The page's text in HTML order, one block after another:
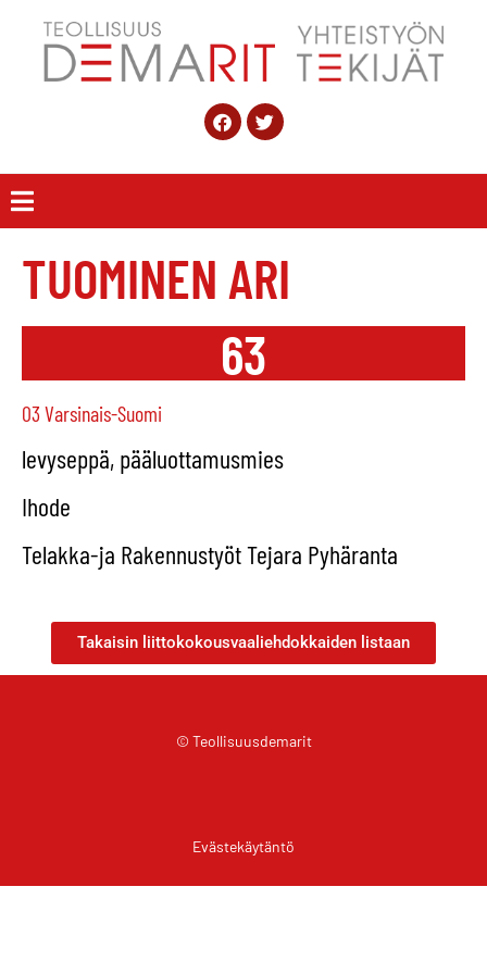
TUOMINEN ARI
63
03 Varsinais-Suomi
levyseppä, pääluottamusmies
Ihode
Telakka-ja Rakennustyöt Tejara Pyhäranta
Takaisin liittokokousvaaliehdokkaiden listaan
© Teollisuusdemarit
Evästekäytäntö